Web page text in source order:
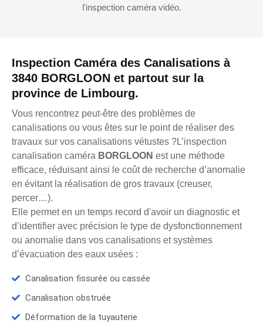
Inspection Caméra des Canalisations à
3840 BORGLOON et partout sur la
province de Limbourg.
Vous rencontrez peut-être des problèmes de
canalisations ou vous êtes sur le point de réaliser des
travaux sur vos canalisations vétustes ?L’inspection
canalisation caméra BORGLOON est une méthode
efficace, réduisant ainsi le coût de recherche d’anomalie
en évitant la réalisation de gros travaux (creuser,
percer…).
Elle permet en un temps record d'avoir un diagnostic et
d’identifier avec précision le type de dysfonctionnement
ou anomalie dans vos canalisations et systèmes
d’évacuation des eaux usées :
Canalisation fissurée ou cassée
Canalisation obstruée
Déformation de la tuyauterie
l'inspection caméra vidéo.